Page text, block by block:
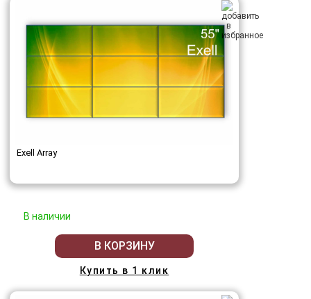
Exell Array
В наличии
В КОРЗИНУ
Купить в 1 клик